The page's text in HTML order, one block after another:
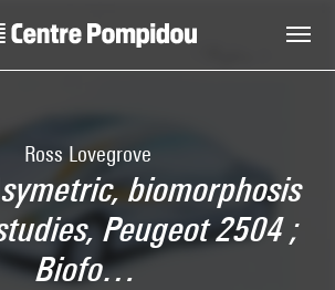
Ross Lovegrove
biomorphosis
Peugeot 2504 ;
Biofo…